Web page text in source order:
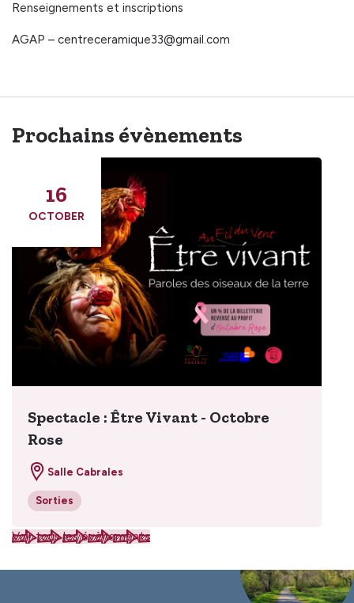
Renseignements et inscriptions
AGAP – centreceramique33@gmail.com
Prochains évènements
16
OCTOBER
Spectacle : Être Vivant - Octobre
Rose
Salle Cabrales
Sorties
Voir tous les évènements